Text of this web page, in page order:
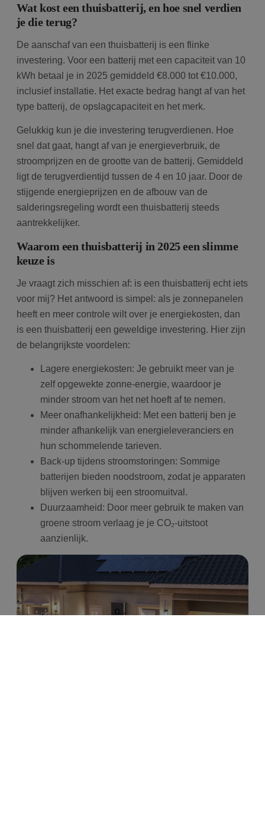
Wat kost een thuisbatterij, en hoe snel verdien
je die terug?
De aanschaf van een thuisbatterij is een flinke
investering. Voor een batterij met een capaciteit van 10
kWh betaal je in 2025 gemiddeld €8.000 tot €10.000,
inclusief installatie. Het exacte bedrag hangt af van het
type batterij, de opslagcapaciteit en het merk.
Gelukkig kun je die investering terugverdienen. Hoe
snel dat gaat, hangt af van je energieverbruik, de
stroomprijzen en de grootte van de batterij. Gemiddeld
ligt de terugverdientijd tussen de 4 en 10 jaar. Door de
stijgende energieprijzen en de afbouw van de
salderingsregeling wordt een thuisbatterij steeds
aantrekkelijker.
Waarom een thuisbatterij in 2025 een slimme
keuze is
Je vraagt zich misschien af: is een thuisbatterij echt iets
voor mij? Het antwoord is simpel: als je zonnepanelen
heeft en meer controle wilt over je energiekosten, dan
is een thuisbatterij een geweldige investering. Hier zijn
de belangrijkste voordelen:
Lagere energiekosten: Je gebruikt meer van je
zelf opgewekte zonne-energie, waardoor je
minder stroom van het net hoeft af te nemen.
Meer onafhankelijkheid: Met een batterij ben je
minder afhankelijk van energieleveranciers en
hun schommelende tarieven.
Back-up tijdens stroomstoringen: Sommige
batterijen bieden noodstroom, zodat je apparaten
blijven werken bij een stroomuitval.
Duurzaamheid: Door meer gebruik te maken van
groene stroom verlaag je je CO₂-uitstoot
aanzienlijk.